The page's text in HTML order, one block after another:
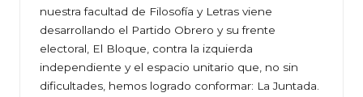
nuestra facultad de Filosofía y Letras viene
desarrollando el Partido Obrero y su frente
electoral, El Bloque, contra la izquierda
independiente y el espacio unitario que, no sin
dificultades, hemos logrado conformar: La Juntada.